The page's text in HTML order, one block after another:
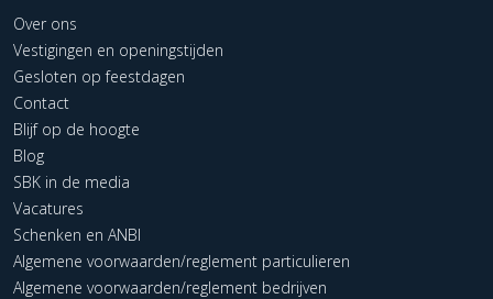
Over ons
Vestigingen en openingstijden
Gesloten op feestdagen
Contact
Blijf op de hoogte
Blog
SBK in de media
Vacatures
Schenken en ANBI
Algemene voorwaarden/reglement particulieren
Algemene voorwaarden/reglement bedrijven